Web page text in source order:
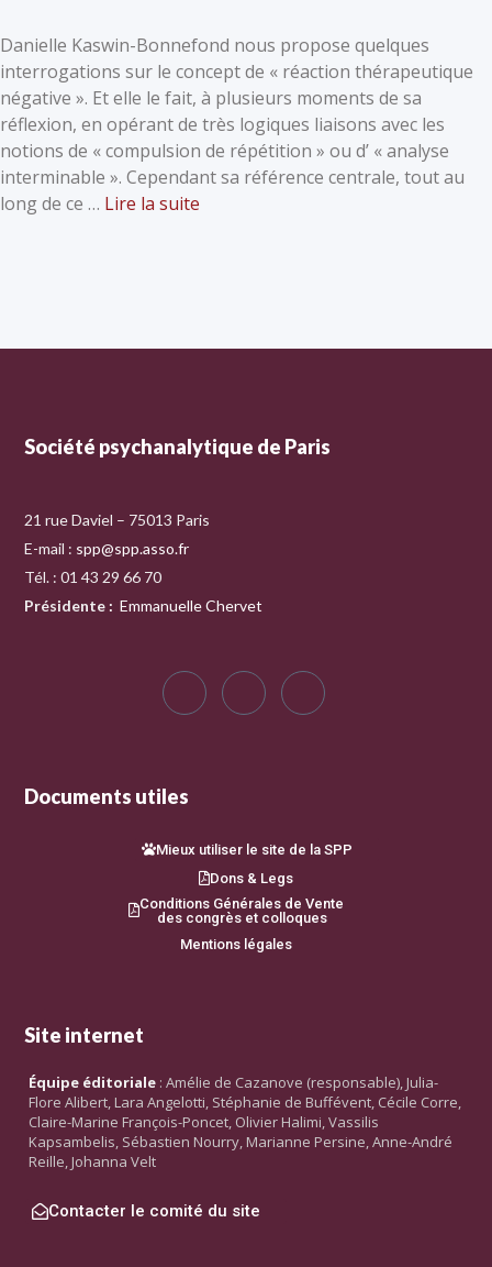
Danielle Kaswin-Bonnefond nous propose quelques
interrogations sur le concept de « réaction thérapeutique
négative ». Et elle le fait, à plusieurs moments de sa
réflexion, en opérant de très logiques liaisons avec les
notions de « compulsion de répétition » ou d’ « analyse
interminable ». Cependant sa référence centrale, tout au
long de ce … Lire la suite
Société psychanalytique de Paris
21 rue Daviel – 75013 Paris
E-mail : spp@spp.asso.fr
Tél. : 01 43 29 66 70
Présidente : Emmanuelle Chervet
Documents utiles
Mieux utiliser le site de la SPP
Dons & Legs
Conditions Générales de Vente
des congrès et colloques
Mentions légales
Site internet
Équipe éditoriale : Amélie de Cazanove (responsable), Julia-
Flore Alibert, Lara Angelotti, Stéphanie de Buffévent, Cécile Corre,
Claire-Marine François-Poncet, Olivier Halimi, Vassilis
Kapsambelis, Sébastien Nourry, Marianne Persine, Anne-André
Reille, Johanna Velt
Contacter le comité du site